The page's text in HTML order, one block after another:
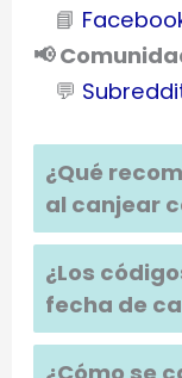
📘
📢
💬
¿Qué
al canjear
¿Los
fecha de